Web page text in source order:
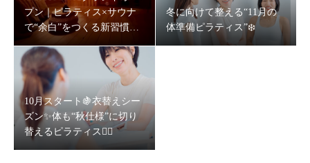
プン｜ピラティス×サウナ
で“余白”をつくる新習慣
🧖‍♀️✨
冬に向けて整える“11月の
体準備ピラティス”❄️
10月スタート🍇衣替えシー
ズン✨体も“秋仕様”に切り
替えるピラティス🧘‍♀️